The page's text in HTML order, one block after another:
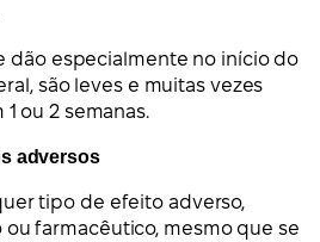
dão especialmente no início do
são leves e muitas vezes
ou 2 semanas.
adversos
tipo de efeito adverso,
farmacêutico, mesmo que se